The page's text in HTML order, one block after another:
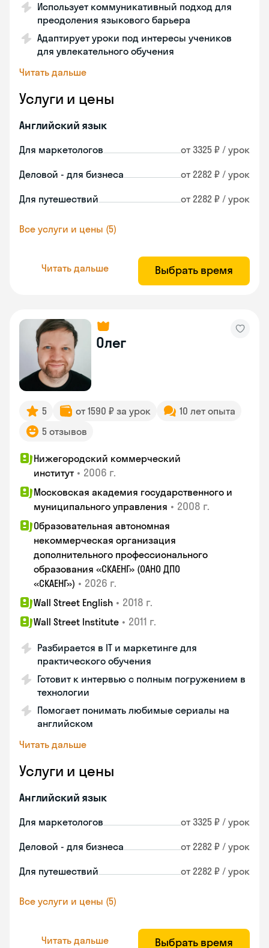
Использует коммуникативный подход для
преодоления языкового барьера
Адаптирует уроки под интересы учеников
для увлекательного обучения
Читать дальше
Услуги и цены
Английский язык
Для маркетологов от 3325 ₽ / урок
Деловой - для бизнеса от 2282 ₽ / урок
Для путешествий от 2282 ₽ / урок
Все услуги и цены (5)
Читать дальше Выбрать время
Олег
5 от 1590 ₽ за урок
10 лет опыта
5 отзывов
Нижегородский коммерческий
институт • 2006 г.
Московская академия государственного и
муниципального управления • 2008 г.
Образовательная автономная
некоммерческая организация
дополнительного профессионального
образования «СКАЕНГ» (ОАНО ДПО
«СКАЕНГ») • 2026 г.
Wall Street English • 2018 г.
Wall Street Institute • 2011 г.
Разбирается в IT и маркетинге для
практического обучения
Готовит к интервью с полным погружением в
технологии
Помогает понимать любимые сериалы на
английском
Читать дальше
Услуги и цены
Английский язык
Для маркетологов от 3325 ₽ / урок
Деловой - для бизнеса от 2282 ₽ / урок
Для путешествий от 2282 ₽ / урок
Все услуги и цены (5)
Читать дальше Выбрать время